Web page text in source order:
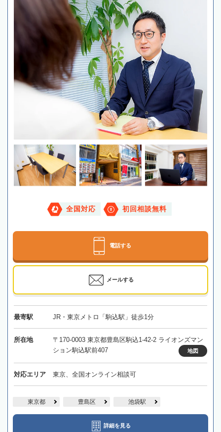
全国対応 初回相談無料
電話する
メールする
最寄駅 JR・東京メトロ「駒込駅」徒歩1分
所在地
〒170-0003 東京都豊島区駒込1-42-2 ライオンズマン
ション駒込駅前407
地図
対応エリア 東京、全国オンライン相談可
東京都 豊島区 池袋駅
詳細を見る